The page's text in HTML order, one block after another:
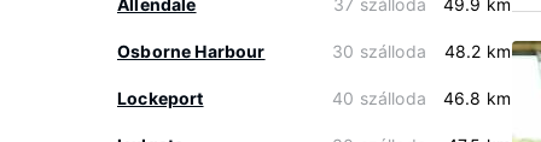
Allendale 37 szálloda 49.9 km
Osborne Harbour 30 szálloda 48.2 km
Lockeport 40 szálloda 46.8 km